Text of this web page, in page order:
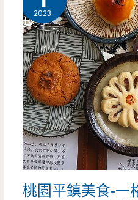
運
氣
食-
泰
讚
了
thai
like
tea-
超
2023
桃園平鎮美食-一